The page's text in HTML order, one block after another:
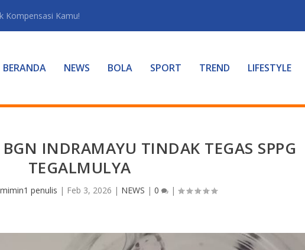
Kompensasi Kamu!
BERANDA NEWS BOLA SPORT TREND LIFESTYLE
INDRAMAYU TINDAK TEGAS SPPG
TEGALMULYA
mimin1 penulis | Feb 3, 2026 | NEWS |0 |